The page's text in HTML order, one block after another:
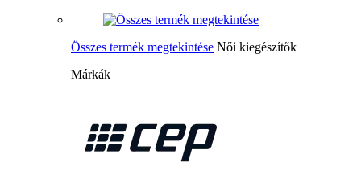
Összes termék megtekintése Női kiegészítők
Márkák